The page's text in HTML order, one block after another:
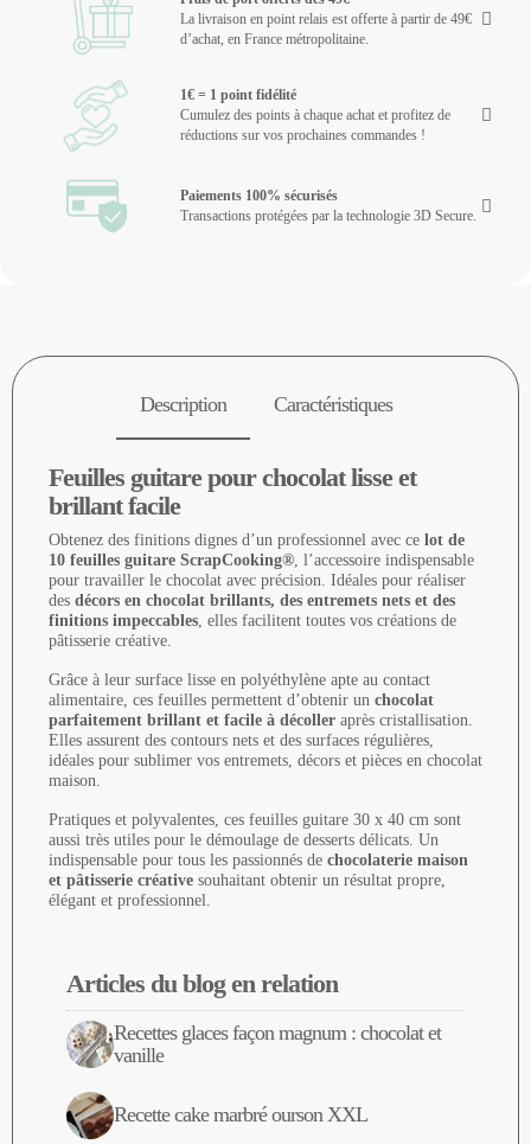
La livraison en point relais est offerte à partir de 49€
d’achat, en France métropolitaine.
1€ = 1 point fidélité
Cumulez des points à chaque achat et profitez de
réductions sur vos prochaines commandes !
Paiements 100% sécurisés
Transactions protégées par la technologie 3D Secure.
Description Caractéristiques
Feuilles guitare pour chocolat lisse et
brillant facile
Obtenez des finitions dignes d’un professionnel avec ce lot de
10 feuilles guitare ScrapCooking® , l’accessoire indispensable
pour travailler le chocolat avec précision. Idéales pour réaliser
des décors en chocolat brillants, des entremets nets et des
finitions impeccables , elles facilitent toutes vos créations de
pâtisserie créative.
Grâce à leur surface lisse en polyéthylène apte au contact
alimentaire, ces feuilles permettent d’obtenir un chocolat
parfaitement brillant et facile à décoller après cristallisation.
Elles assurent des contours nets et des surfaces régulières,
idéales pour sublimer vos entremets, décors et pièces en chocolat
maison.
Pratiques et polyvalentes, ces feuilles guitare 30 x 40 cm sont
aussi très utiles pour le démoulage de desserts délicats. Un
indispensable pour tous les passionnés de chocolaterie maison
et pâtisserie créative souhaitant obtenir un résultat propre,
élégant et professionnel.
Articles du blog en relation
Recettes glaces façon magnum : chocolat et
vanille
Recette cake marbré ourson XXL